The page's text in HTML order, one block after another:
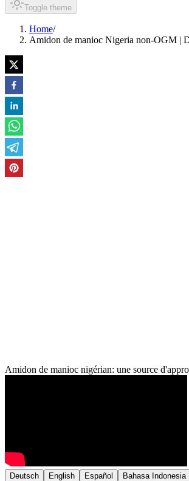
Toggle theme
Home/
Amidon de manioc Nigeria non-OGM |
Amidon de manioc nigérian: une source
Deutsch English Español Bahasa Indonesia